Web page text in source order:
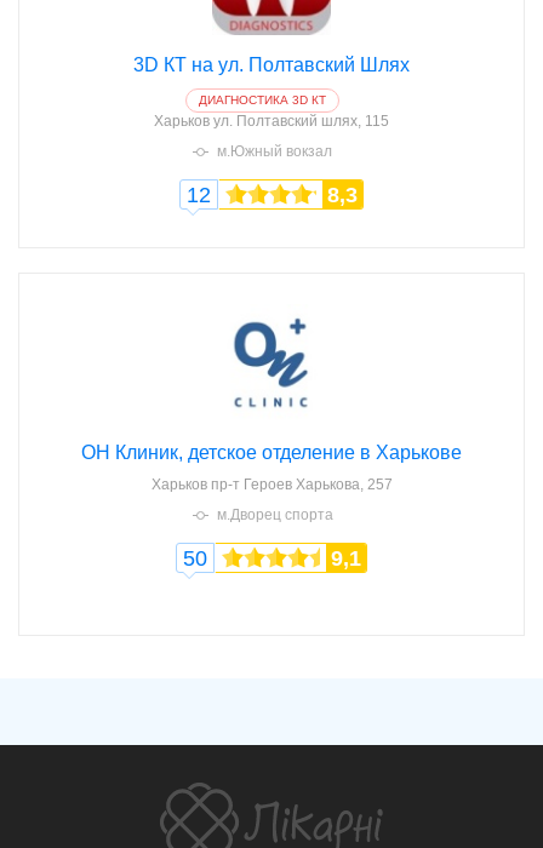
3D КТ на ул. Полтавский Шлях
ДИАГНОСТИКА 3D КТ
Харьков ул. Полтавский шлях, 115
м.Южный вокзал
12 8,3
ОН Клиник, детское отделение в Харькове
Харьков пр-т Героев Харькова, 257
м.Дворец спорта
50 9,1